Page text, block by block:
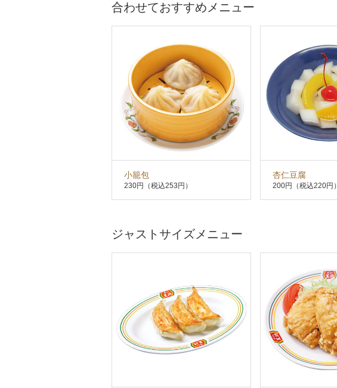
合わせておすすめメニュー
小籠包
230円 （税込253円）
杏仁豆腐
200円 （税込220円）
ジャストサイズメニュー